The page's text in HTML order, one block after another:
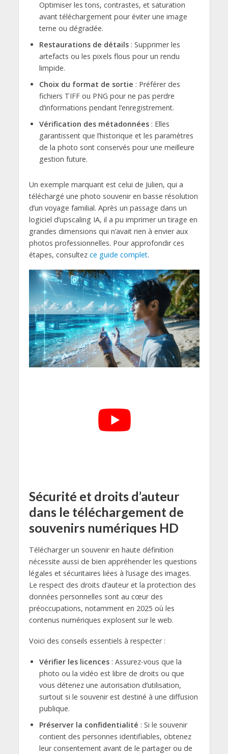
Optimiser les tons, contrastes, et saturation
avant téléchargement pour éviter une image
terne ou dégradée.
Restaurations de détails: Supprimer les
artefacts ou les pixels flous pour un rendu
limpide.
Choix du format de sortie : Préférer des
fichiers TIFF ou PNG pour ne pas perdre
d’informations pendant l’enregistrement.
Vérification des métadonnées: Elles
garantissent que l’historique et les paramètres
de la photo sont conservés pour une meilleure
gestion future.
Un exemple marquant est celui de Julien, qui a
téléchargé une photo souvenir en basse résolution
d’un voyage familial. Après un passage dans un
logiciel d’upscaling IA, il a pu imprimer un tirage en
grandes dimensions qui n’avait rien à envier aux
photos professionnelles. Pour approfondir ces
étapes, consultez ce guide complet.
Sécurité et droits d’auteur
dans le téléchargement de
souvenirs numériques HD
Télécharger un souvenir en haute définition
nécessite aussi de bien appréhender les questions
légales et sécuritaires liées à l’usage des images.
Le respect des droits d’auteur et la protection des
données personnelles sont au cœur des
préoccupations, notamment en 2025 où les
contenus numériques explosent sur le web.
Voici des conseils essentiels à respecter :
Vérifier les licences: Assurez-vous que la
photo ou la vidéo est libre de droits ou que
vous détenez une autorisation d’utilisation,
surtout si le souvenir est destiné à une diffusion
publique.
Préserver la confidentialité : Si le souvenir
contient des personnes identifiables, obtenez
leur consentement avant de le partager ou de